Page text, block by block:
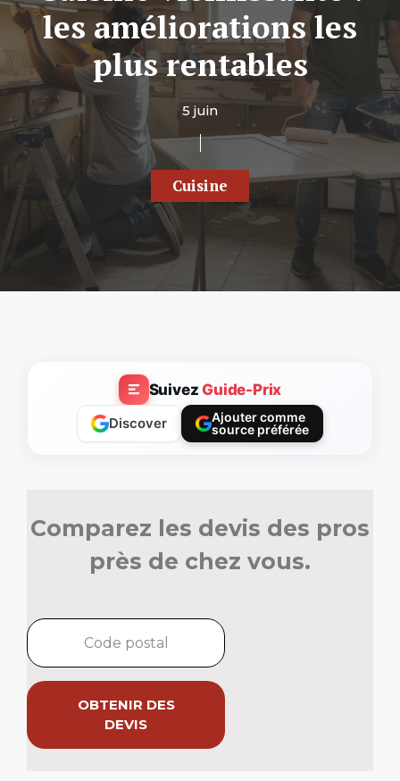
les améliorations les
plus rentables
5 juin
Cuisine
SuivezGuide-Prix
Discover
Ajouter comme
source préférée
Comparez les devis des pros
près de chez vous.
OBTENIR DES
DEVIS